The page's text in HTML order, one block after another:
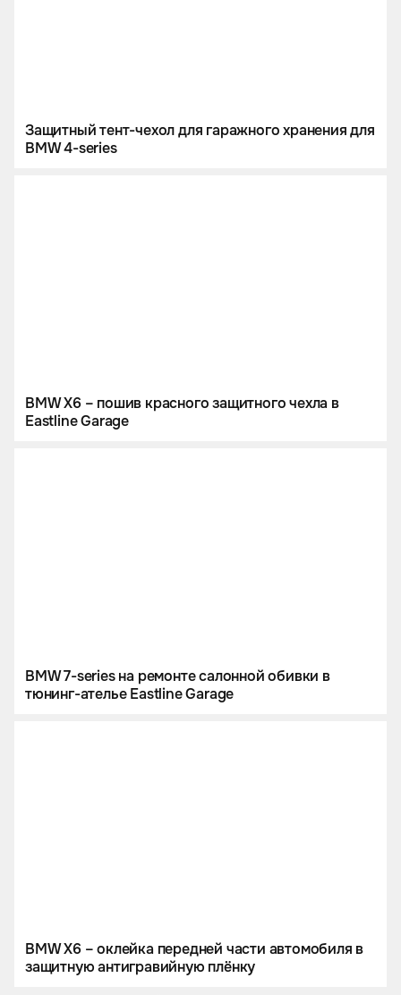
Защитный тент-чехол для гаражного хранения для
BMW 4-series
BMW X6 – пошив красного защитного чехла в
Eastline Garage
BMW 7-series на ремонте салонной обивки в
тюнинг-ателье Eastline Garage
BMW X6 – оклейка передней части автомобиля в
защитную антигравийную плёнку